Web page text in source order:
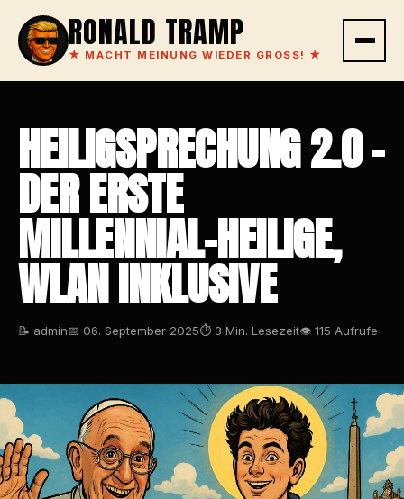
RONALD TRAMP
★ MACHT MEINUNG WIEDER GROSS! ★
HEILIGSPRECHUNG 2.0 –
DER ERSTE
MILLENNIAL-HEILIGE,
WLAN INKLUSIVE
📝 admin📅 06. September 2025⏱ 3 Min. Lesezeit👁 115 Aufrufe